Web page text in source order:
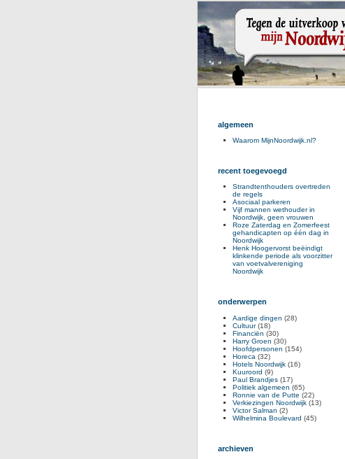
algemeen
Waarom MijnNoordwijk.nl?
recent toegevoegd
Strandtenthouders overtreden
de regels
Asociaal parkeren
Vijf mannen wethouder in
Noordwijk, geen vrouwen
Roze Zaterdag en Zomerfeest
gehandicapten op één dag in
Noordwijk
Henk Hoogervorst beëindigt
klinkende periode als voorzitter
van voetvalvereniging
Noordwijk
onderwerpen
Aardige dingen (28)
Cultuur(18)
Financiën (30)
Harry Groen (30)
Hoofdpersonen (154)
Horeca (32)
Hotels Noordwijk (16)
Kuuroord (9)
Paul Brandjes (17)
Politiek algemeen (65)
Ronnie van de Putte (22)
Verkiezingen Noordwijk (13)
Victor Salman (2)
Wilhelmina Boulevard (45)
archieven